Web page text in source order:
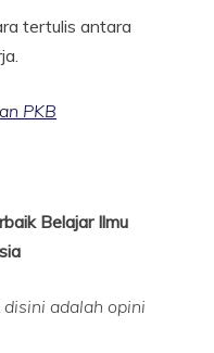
tertulis antara
PKB
Belajar Ilmu
adalah opini